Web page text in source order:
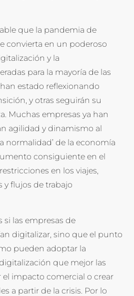
que la pandemia de
convierta en un poderoso
y la
para la mayoría de las
estado reflexionando
y otras seguirán su
Muchas empresas ya han
agilidad y dinamismo al
normalidad’ de la economía
consiguiente en el
en los viajes,
y flujos de trabajo
si las empresas de
digitalizar, sino que el punto
pueden adoptar la
que mejor las
impacto comercial o crear
a partir de la crisis. Por lo